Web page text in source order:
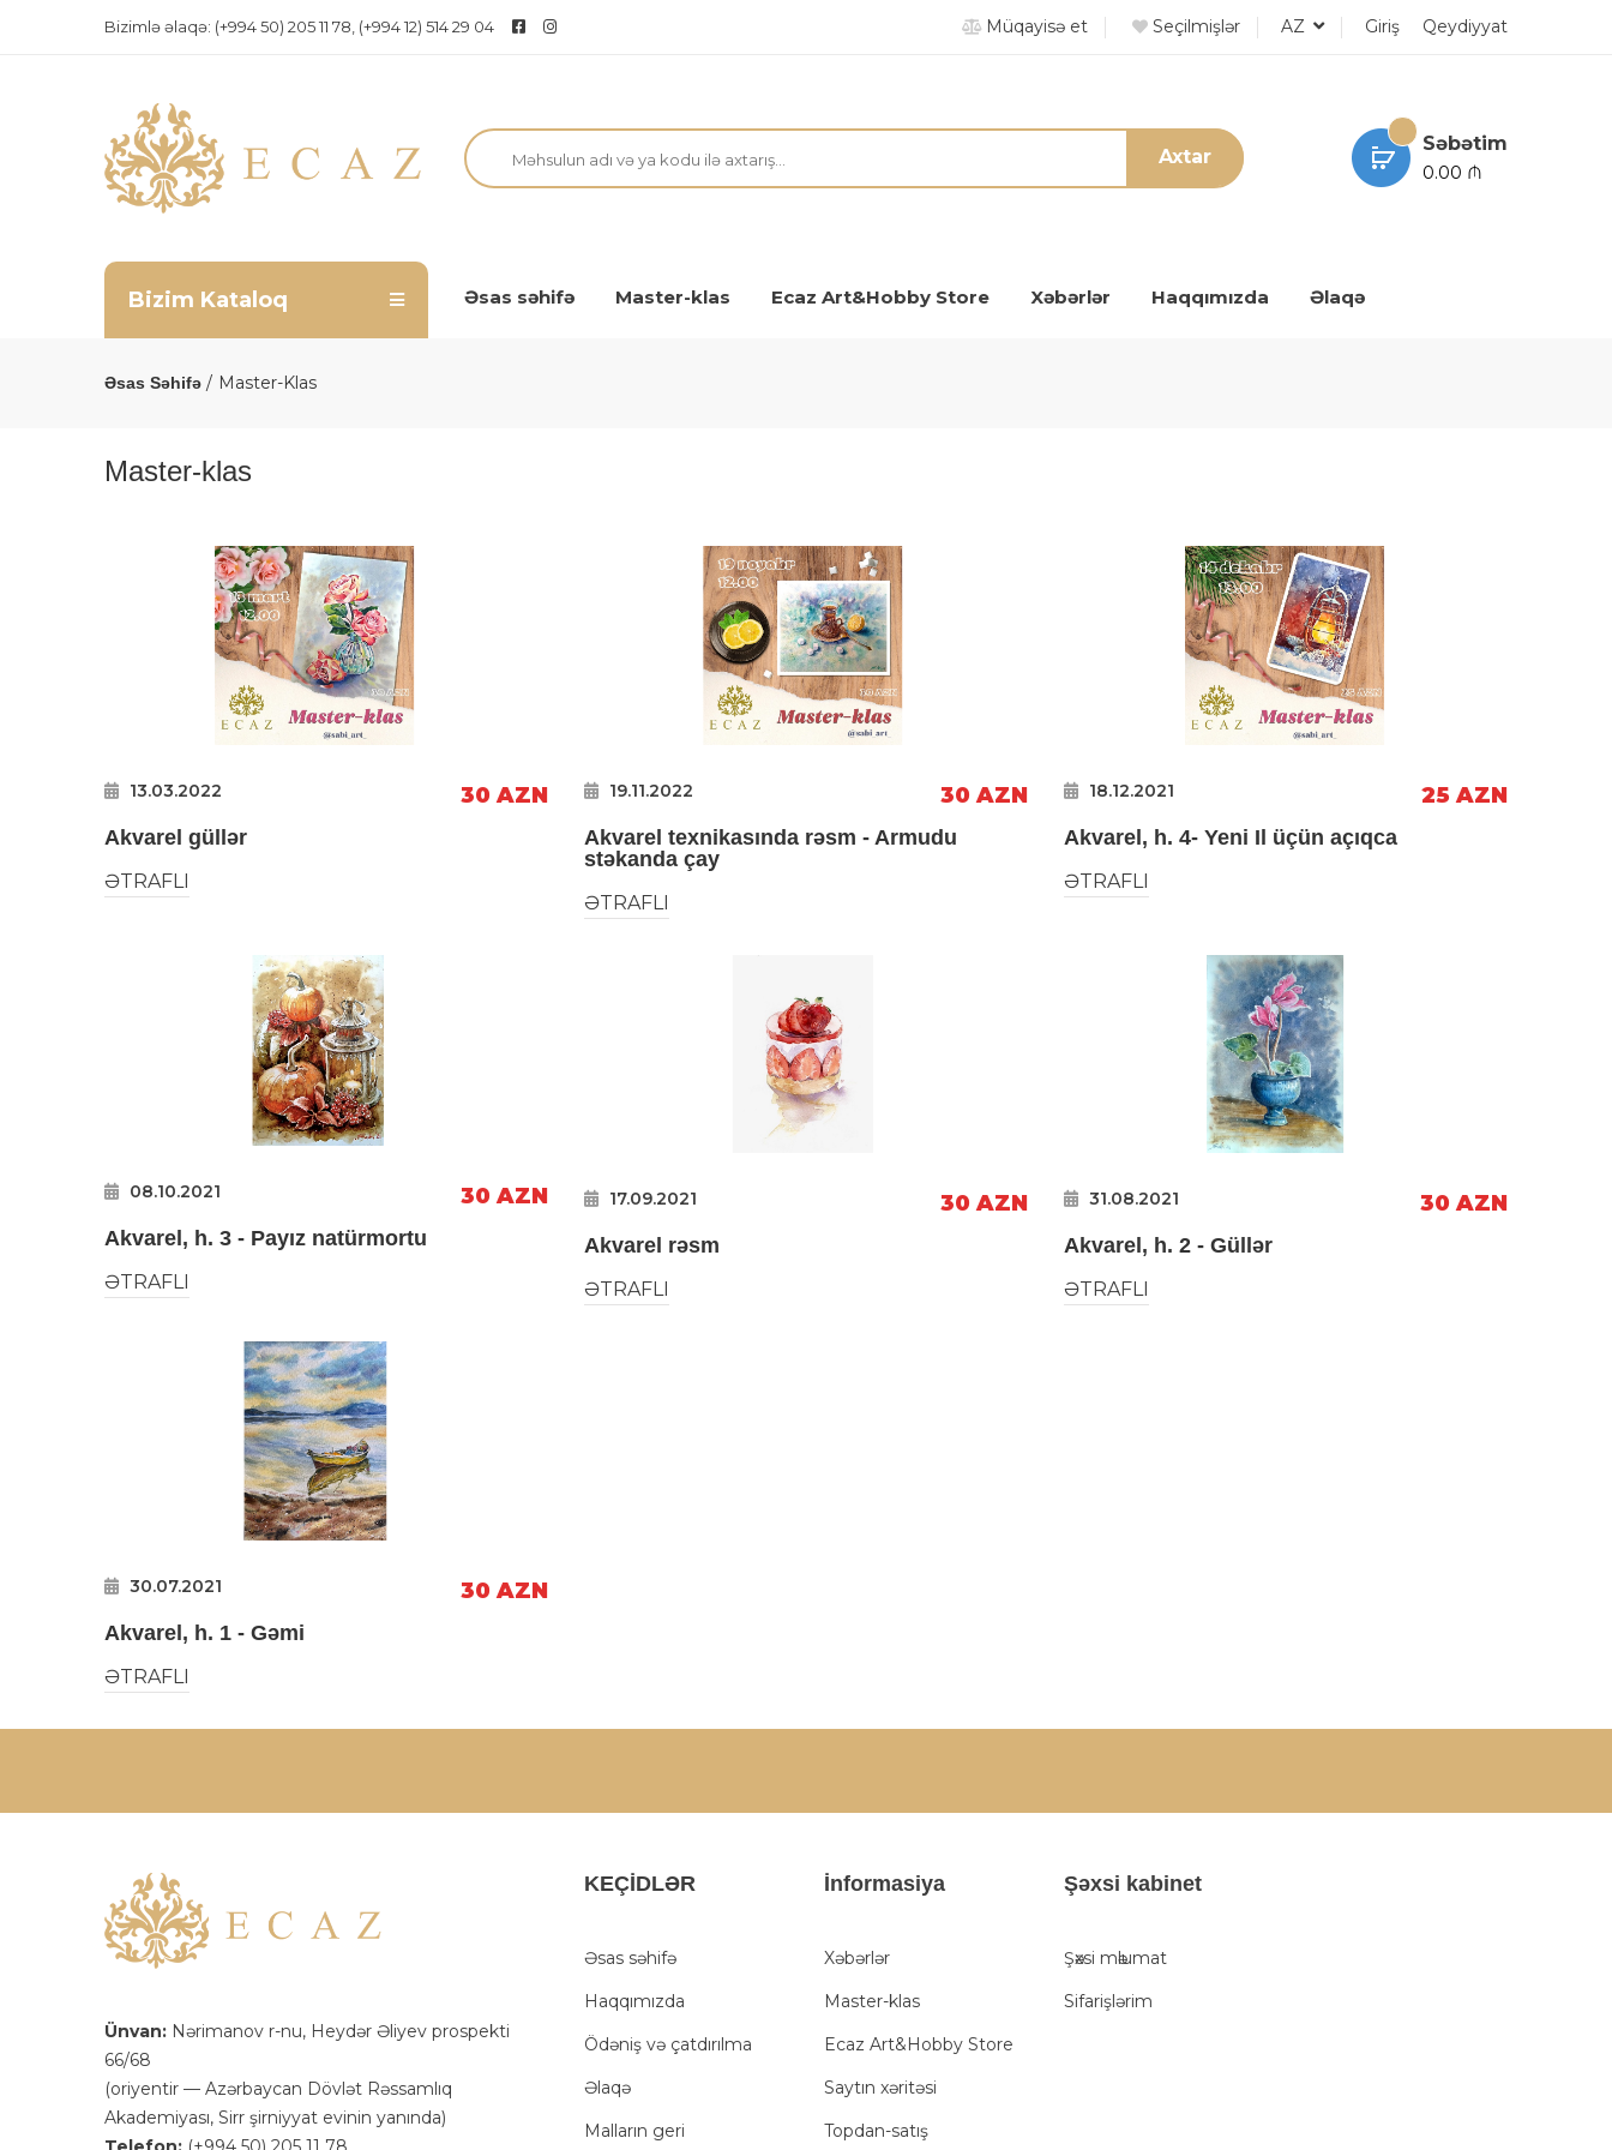
Bizimlə əlaqə: (+994 50) 205 11 78, (+994 12) 514 29 04 Müqayisə et Seçilmişlər AZ Giriş Qeydiyyat
Axtar
Səbətim
0.00 ₼
Bizim Kataloq Əsas səhifə Master-klas Ecaz Art&Hobby Store Xəbərlər Haqqımızda Əlaqə
Əsas Səhifə Master-Klas
Master-klas
30 AZN
13.03.2022
Akvarel güllər
ƏTRAFLI
30 AZN
19.11.2022
Akvarel texnikasında rəsm - Armudu
stəkanda çay
ƏTRAFLI
25 AZN
18.12.2021
Akvarel, h. 4- Yeni Il üçün açıqca
ƏTRAFLI
30 AZN
08.10.2021
Akvarel, h. 3 - Payız natürmortu
ƏTRAFLI
30 AZN
17.09.2021
Akvarel rəsm
ƏTRAFLI
30 AZN
31.08.2021
Akvarel, h. 2 - Güllər
ƏTRAFLI
30 AZN
30.07.2021
Akvarel, h. 1 - Gəmi
ƏTRAFLI
Ünvan: Nərimanov r-nu, Heydər Əliyev prospekti
66/68
(oriyentir — Azərbaycan Dövlət Rəssamlıq
Akademiyası, Sirr şirniyyat evinin yanında)
KEÇİDLƏR
Əsas səhifə
Haqqımızda
Ödəniş və çatdırılma
Əlaqə
Malların geri
İnformasiya
Xəbərlər
Master-klas
Ecaz Art&Hobby Store
Saytın xəritəsi
Topdan-satış
Şәxsi kabinet
Şәxsi mәlumat
Sifarişlərim